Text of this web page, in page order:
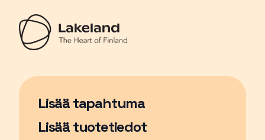
Lisää tapahtuma
Sivu avautuu uudessa ikkunassa
Lisää tuotetiedot